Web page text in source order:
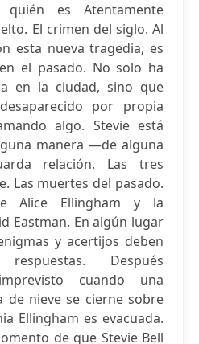
quién es Atentamente
El crimen del siglo. Al
esta nueva tragedia, es
el pasado. No solo ha
en la ciudad, sino que
por propia
algo. Stevie está
manera —de alguna
relación. Las tres
Las muertes del pasado.
Alice Ellingham y la
Eastman. En algún lugar
y acertijos deben
Después
cuando una
de nieve se cierne sobre
Ellingham es evacuada.
de que Stevie Bell